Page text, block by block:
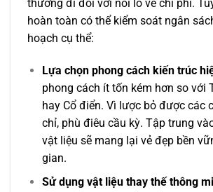
thường đi đôi với nỗi lo về chi phí.
hoàn toàn có thể kiểm soát ngân
hoạch cụ thể:
Lựa chọn phong cách kiến trúc
phong cách ít tốn kém hơn so với
hay Cổ điển. Vì lược bỏ được các
chỉ, phù điêu cầu kỳ. Tập trung
vật liệu sẽ mang lại vẻ đẹp bền
gian.
Sử dụng vật liệu thay thế thông